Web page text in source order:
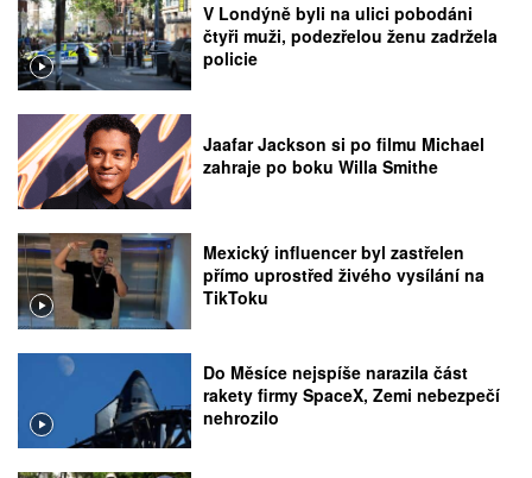
V Londýně byli na ulici pobodáni
čtyři muži, podezřelou ženu zadržela
policie
Jaafar Jackson si po filmu Michael
zahraje po boku Willa Smithe
Mexický influencer byl zastřelen
přímo uprostřed živého vysílání na
TikToku
Do Měsíce nejspíše narazila část
rakety firmy SpaceX, Zemi nebezpečí
nehrozilo